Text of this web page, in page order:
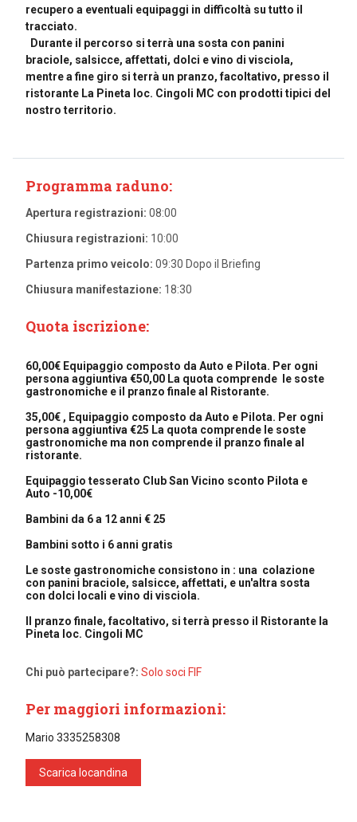
recupero a eventuali equipaggi in difficoltà su tutto il
tracciato.
Durante il percorso si terrà una sosta con panini
braciole, salsicce, affettati, dolci e vino di visciola,
mentre a fine giro si terrà un pranzo, facoltativo, presso il
ristorante La Pineta loc. Cingoli MC con prodotti tipici del
nostro territorio.
Programma raduno:
Apertura registrazioni: 08:00
Chiusura registrazioni: 10:00
Partenza primo veicolo: 09:30 Dopo il Briefing
Chiusura manifestazione: 18:30
Quota iscrizione:
60,00€ Equipaggio composto da Auto e Pilota. Per ogni
persona aggiuntiva €50,00 La quota comprende le soste
gastronomiche e il pranzo finale al Ristorante.
35,00€ , Equipaggio composto da Auto e Pilota. Per ogni
persona aggiuntiva €25 La quota comprende le soste
gastronomiche ma non comprende il pranzo finale al
ristorante.
Equipaggio tesserato Club San Vicino sconto Pilota e
Auto -10,00€
Bambini da 6 a 12 anni € 25
Bambini sotto i 6 anni gratis
Le soste gastronomiche consistono in : una colazione
con panini braciole, salsicce, affettati, e un'altra sosta
con dolci locali e vino di visciola.
Il pranzo finale, facoltativo, si terrà presso il Ristorante la
Pineta loc. Cingoli MC
Chi può partecipare?: Solo soci FIF
Per maggiori informazioni:
Mario 3335258308
Scarica locandina